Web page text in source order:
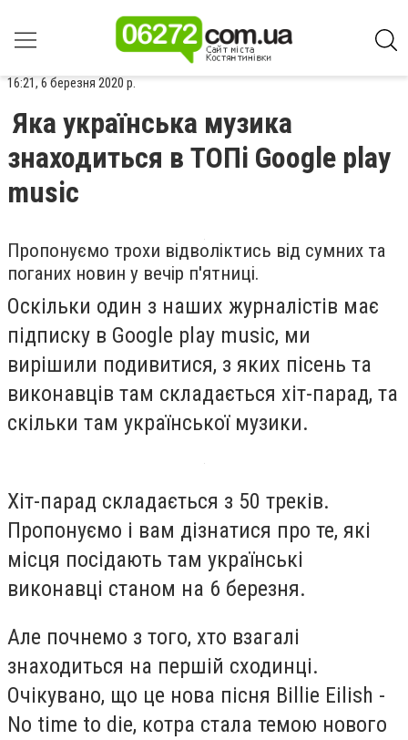
16:21, 6 березня 2020 р.
Яка українська музика
знаходиться в ТОПі Google play
music
Пропонуємо трохи відволіктись від сумних та
поганих новин у вечір п'ятниці.
Оскільки один з наших журналістів має
підписку в Google play music, ми
вирішили подивитися, з яких пісень та
виконавців там складається хіт-парад, та
скільки там української музики.
Хіт-парад складається з 50 треків.
Пропонуємо і вам дізнатися про те, які
місця посідають там українські
виконавці станом на 6 березня.
Але почнемо з того, хто взагалі
знаходиться на першій сходинці.
Очікувано, що це нова пісня Billie Eilish -
No time to die, котра стала темою нового